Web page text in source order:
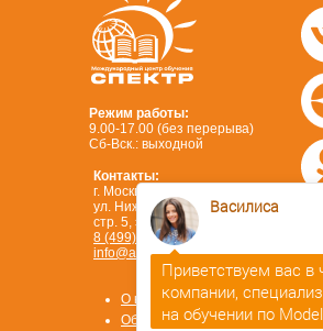
Режим работы:
9.00-17.00 (без перерыва)
Сб-Вск.: выходной
Позвонить
в MAX
8 (930) 932
Контакты:
г. Москва,
ул. Нижегородская, д. 32,
стр. 5, этаж 3.
8 (499) 450-84-33
info@ano-spektr.ru
О компании
Образцы
Василиса
Приветствуем вас в
компании,
на обучении по